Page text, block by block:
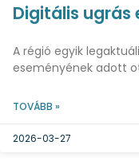
Digitális
A régió egyik
eseményének adott
TOVÁBB »
2026-03-27